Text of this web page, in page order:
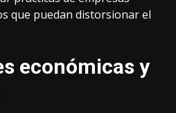
que puedan distorsionar el
económicas y